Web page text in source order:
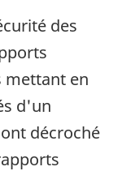
des
mettant en
d'un
décroché